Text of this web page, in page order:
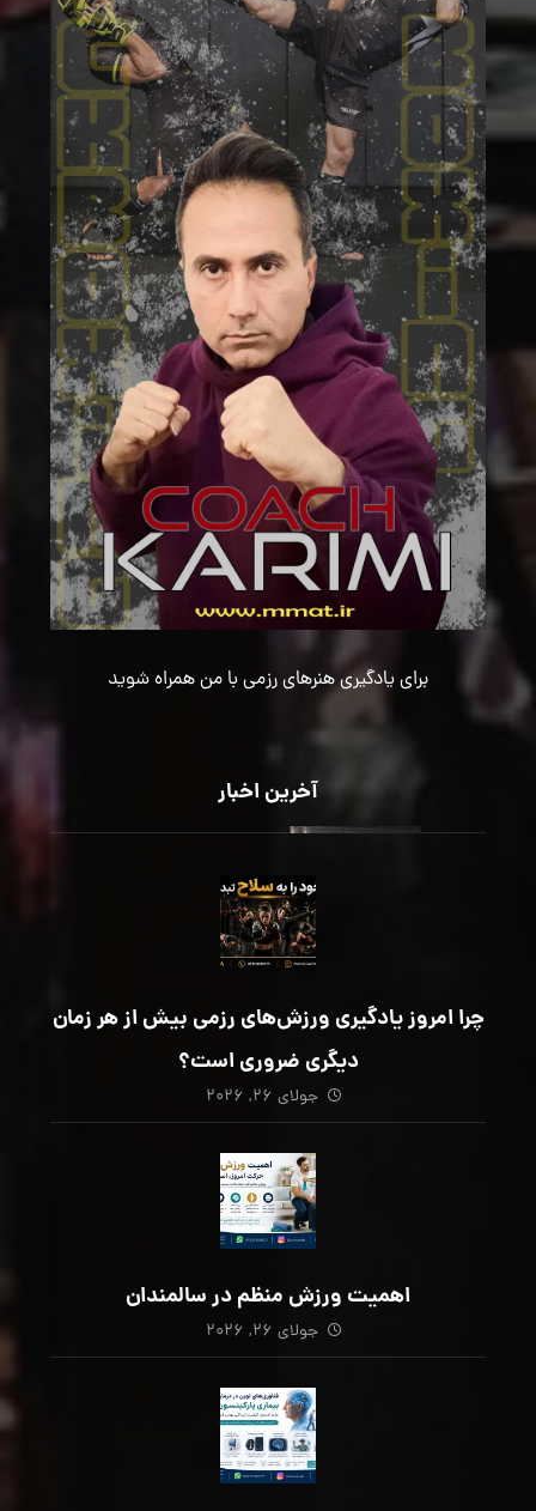
برای یادگیری هنرهای رزمی با من همراه شوید
آخرین اخبار
چرا امروز یادگیری ورزش‌های رزمی بیش از هر زمان
دیگری ضروری است؟
جولای ۲۶, ۲۰۲۶
اهمیت ورزش منظم در سالمندان
جولای ۲۶, ۲۰۲۶